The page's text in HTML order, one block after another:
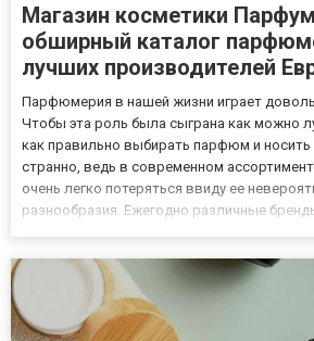
Магазин косметики
обширный каталог
лучших производителей
Парфюмерия в нашей жизни играет
Чтобы эта роль была сыграна как можно
как правильно выбирать парфюм и носить
странно, ведь в современном
очень легко потеряться ввиду ее
разнообразия. Ежегодно различные
на своих личных п...